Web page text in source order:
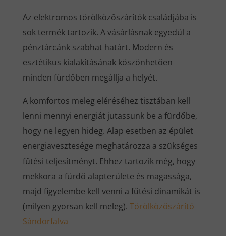
Az elektromos törölközőszárítók családjába is
sok termék tartozik. A vásárlásnak egyedül a
pénztárcánk szabhat határt. Modern és
esztétikus kialakításának köszönhetően
minden fürdőben megállja a helyét.
A komfortos meleg eléréséhez tisztában kell
lenni mennyi energiát jutassunk be a fürdőbe,
hogy ne legyen hideg. Alap esetben az épület
energiavesztesége meghatározza a szükséges
fűtési teljesítményt. Ehhez tartozik még, hogy
mekkora a fürdő alapterülete és magassága,
majd figyelembe kell venni a fűtési dinamikát is
(milyen gyorsan kell meleg). Törölközőszárító
Sándorfalva